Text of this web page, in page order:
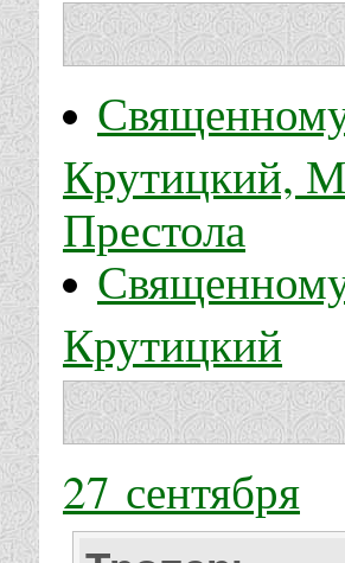
Крутицкий,
Престола
Крутицкий
27 сентября